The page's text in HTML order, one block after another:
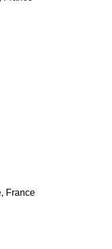
France